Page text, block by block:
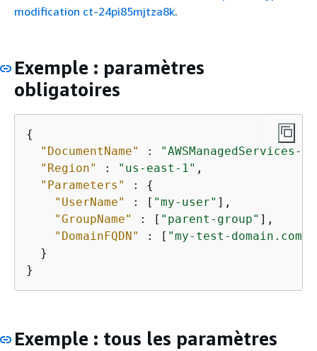
modification ct-24pi85mjtza8k.
Exemple : paramètres
obligatoires
{
"DocumentName"
:
"AWSManagedServices-
"Region"
: "us-east-1" ,
"Parameters"
: {
"UserName"
: [ "my-user" ],
"GroupName"
: [ "parent-group" ],
"DomainFQDN"
: [ "my-test-domain.com"
  }
}
Exemple : tous les paramètres